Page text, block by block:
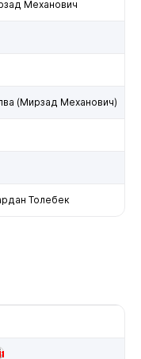
Механович
(Мирзад Механович)
Толебек